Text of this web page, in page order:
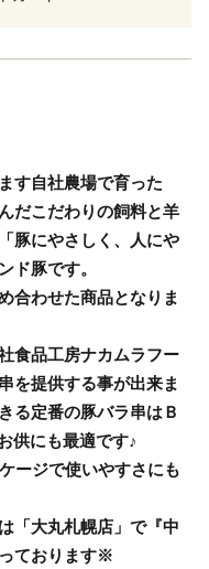
す自社農場で育った
だこだわりの飼料と羊
豚にやさしく、人にや
ド豚です。
合わせた商品となりま
食品工房ナカムラフー
を提供する事が出来ま
る定番の豚バラ串はＢ
供にも最適です♪
ージで使いやすさにも
「大丸札幌店」で『中
ております※